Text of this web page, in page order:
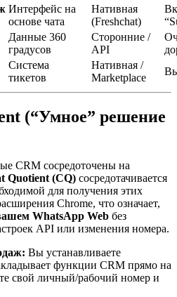
Интерфейс на
основе чата
Нативная
(Freshchat)
Данные 360
градусов
Сторонние /
API
Система
тикетов
Нативная /
Marketplace
(“Умное” решение
CRM сосредоточены на
Quotient (CQ) сосредотачивается
для получения этих
Chrome, что означает,
WhatsApp Web без
API или изменения номера.
Вы устанавливаете
функции CRM прямо на
свой личный/рабочий номер и